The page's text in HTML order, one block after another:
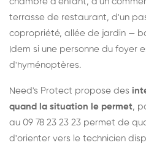
terrasse de restaurant, d'un
copropriété, allée de jardin —
Idem si une personne du foyer
d'hyménoptères.
Need's Protect propose des
quand la situation le permet,
au 09 78 23 23 23 permet de
d'orienter vers le technicien